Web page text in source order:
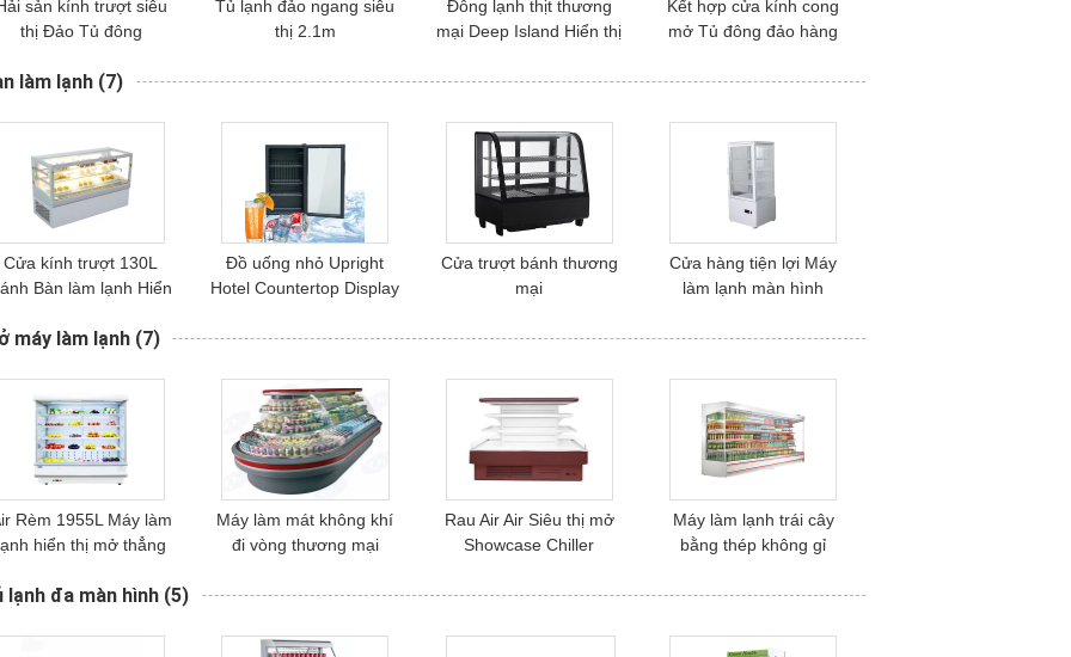
sản kính trượt siêu
thị Đảo Tủ đông
Tủ lạnh đảo ngang siêu
thị 2.1m
Đông lạnh thịt thương
mại Deep Island Hiển thị
Kết hợp cửa kính cong
mở Tủ đông đảo hàng
làm lạnh (7)
Cửa kính trượt 130L
Bàn làm lạnh Hiển
Đồ uống nhỏ Upright
Hotel Countertop Display
Cửa trượt bánh thương
mại
Cửa hàng tiện lợi Máy
làm lạnh màn hình
máy làm lạnh (7)
Rèm 1955L Máy làm
hiển thị mở thẳng
Máy làm mát không khí
đi vòng thương mại
Rau Air Air Siêu thị mở
Showcase Chiller
Máy làm lạnh trái cây
bằng thép không gỉ
lạnh đa màn hình (5)